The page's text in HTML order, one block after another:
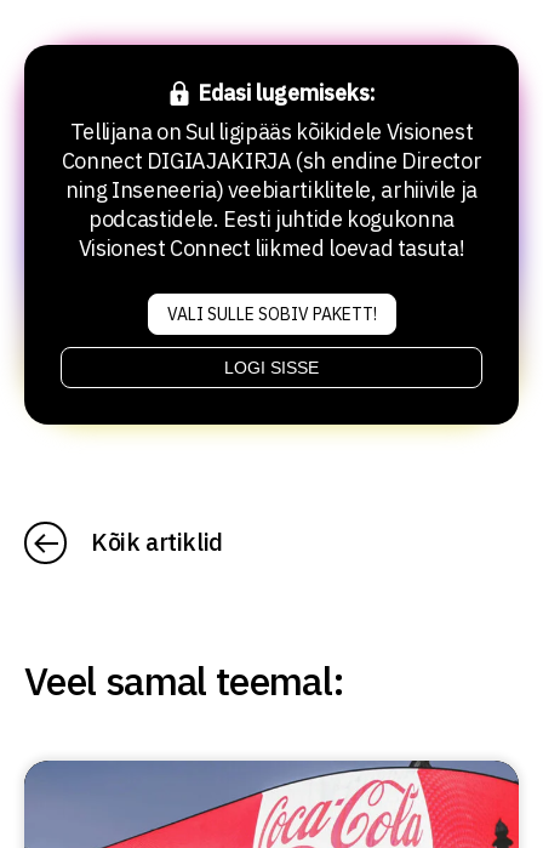
Edasi lugemiseks:
Tellijana on Sul ligipääs kõikidele Visionest
Connect DIGIAJAKIRJA (sh endine Director
ning Inseneeria) veebiartiklitele, arhiivile ja
podcastidele. Eesti juhtide kogukonna
Visionest Connect liikmed loevad tasuta!
VALI SULLE SOBIV PAKETT!
LOGI SISSE
Kõik artiklid
Veel samal teemal: